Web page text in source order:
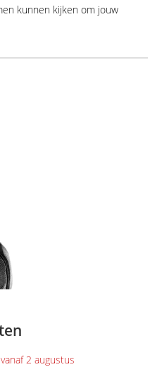
kunnen kijken om jouw
2 augustus